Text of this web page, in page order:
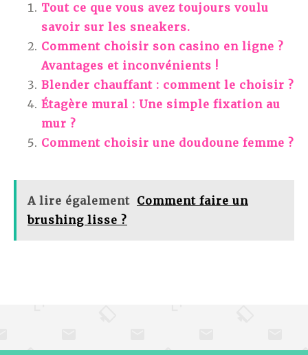
Tout ce que vous avez toujours voulu
savoir sur les sneakers.
Comment choisir son casino en ligne ?
Avantages et inconvénients !
Blender chauffant : comment le choisir ?
Étagère mural : Une simple fixation au
mur ?
Comment choisir une doudoune femme ?
A lire également Comment faire un
brushing lisse ?